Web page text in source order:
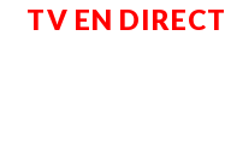
TV EN DIRECT